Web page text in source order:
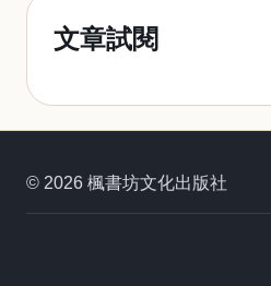
文章試閱
© 2026 楓書坊文化出版社